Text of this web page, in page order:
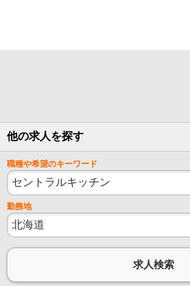
他の求人を探す
職種や希望のキーワード
勤務地